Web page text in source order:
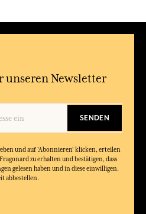
unseren Newsletter
SENDEN
und auf 'Abonnieren' klicken, erteilen
zu erhalten und bestätigen, dass
gelesen haben und in diese einwilligen.
abbestellen.